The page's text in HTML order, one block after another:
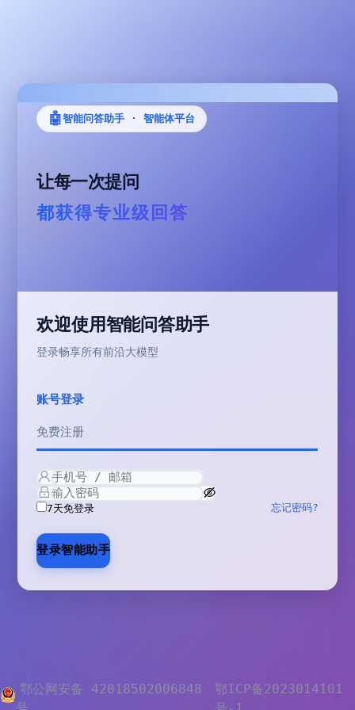
🤖智能问答助手 · 智能体平台
让每一次提问
都获得专业级回答
欢迎使用智能问答助手
登录畅享所有前沿大模型
账号登录
免费注册
7天免登录 忘记密码?
登录智能助手
鄂公网安备 42018502006848
鄂ICP备2023014101